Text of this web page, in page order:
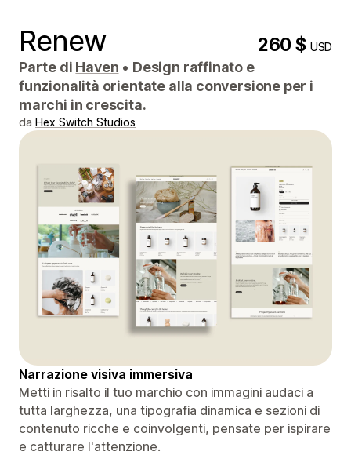
Renew 260 $USD
Parte di Haven • Design raffinato e
funzionalità orientate alla conversione per i
marchi in crescita.
da Hex Switch Studios
Narrazione visiva immersiva
Metti in risalto il tuo marchio con immagini audaci a
tutta larghezza, una tipografia dinamica e sezioni di
contenuto ricche e coinvolgenti, pensate per ispirare
e catturare l'attenzione.